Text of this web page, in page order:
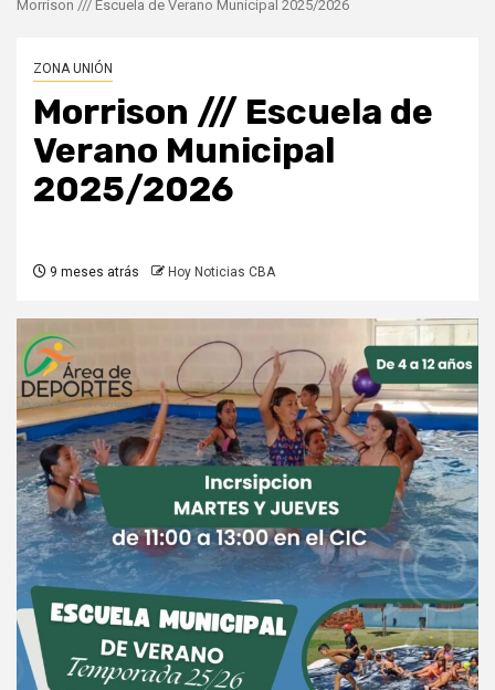
Morrison /// Escuela de Verano Municipal 2025/2026
ZONA UNIÓN
Morrison /// Escuela de
Verano Municipal
2025/2026
9 meses atrás Hoy Noticias CBA